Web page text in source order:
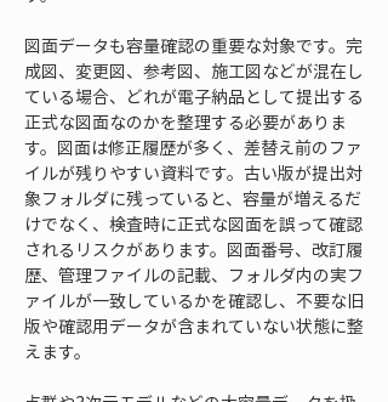
図面データも容量確認の重要な対象です。完
成図、変更図、参考図、施工図などが混在し
ている場合、どれが電子納品として提出する
正式な図面なのかを整理する必要がありま
す。図面は修正履歴が多く、差替え前のファ
イルが残りやすい資料です。古い版が提出対
象フォルダに残っていると、容量が増えるだ
けでなく、検査時に正式な図面を誤って確認
されるリスクがあります。図面番号、改訂履
歴、管理ファイルの記載、フォルダ内の実フ
ァイルが一致しているかを確認し、不要な旧
版や確認用データが含まれていない状態に整
えます。